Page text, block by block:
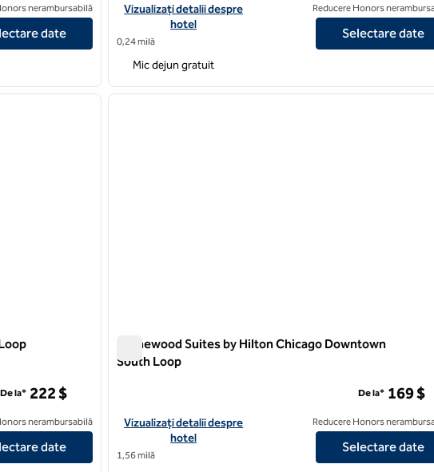
by Hilton Chicago-Downtown
nerambursabilă
date
Vizualizați detaliile hotelului pentru Homewood Suites by
Vizualizați detalii despre
hotel
0,24 milă
Reducere Honors
Selectare date
Mic dejun gratuit
imaginea următoare
Suites by Hilton Chicago West Loop Fulton
De la* 222 $
nerambursabilă
date
1 din 12
Homewood Suites by Hilton Chicago Downtown
South Loop
Vizualizați detaliile hotelului pentru Homewood Suites by
Vizualizați detalii despre
hotel
1,56 milă
De la* 169 $
Reducere Honors
Selectare date